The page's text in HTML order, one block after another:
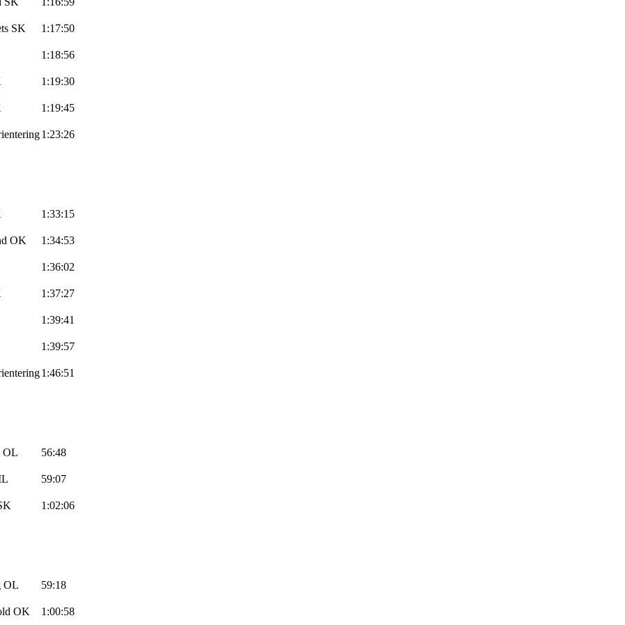
SK 1:17:50
1:18:56
1:19:30
1:19:45
1:23:26
1:33:15
OK 1:34:53
1:36:02
1:37:27
1:39:41
1:39:57
1:46:51
OL 56:48
59:07
1:02:06
OL 59:18
OK 1:00:58